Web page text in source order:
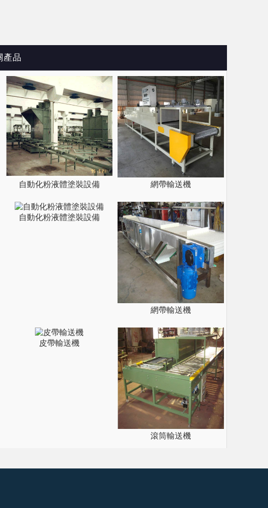
產品
自動化粉液體塗裝設備 網帶輸送機
自動化粉液體塗裝設備
網帶輸送機
皮帶輸送機
滾筒輸送機